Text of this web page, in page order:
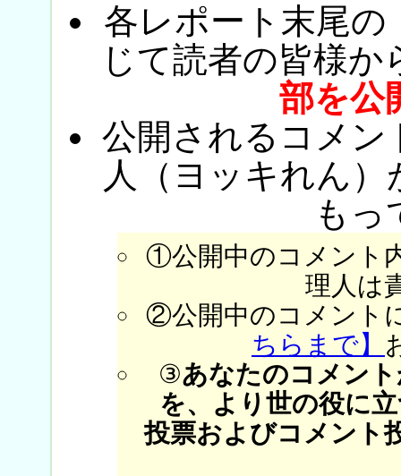
各レポート末尾の
じて読者の皆様か
部を公
公開されるコメン
人（ヨッキれん
もっ
①公開中のコメント
理人は
②公開中のコメント
ちらまで】
③あなたのコメン
を、より世の役に
投票およびコメント